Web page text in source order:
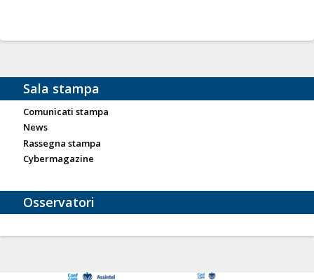
Sala stampa
Comunicati stampa
News
Rassegna stampa
Cybermagazine
Osservatori